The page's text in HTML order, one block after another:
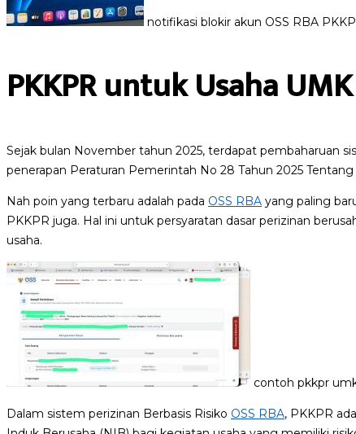
notifikasi blokir akun OSS RBA
PKKPR untuk Usaha UMK
Sejak bulan November tahun 2025, terdapat pembaharuan
penerapan Peraturan Pemerintah No 28 Tahun 2025
Nah poin yang terbaru adalah pada OSS RBA yang paling
PKKPR juga. Hal ini untuk persyaratan dasar perizinan
usaha.
contoh pkkpr
Dalam sistem perizinan Berbasis Risiko OSS RBA, PKKPR